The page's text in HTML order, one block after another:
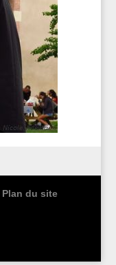
Plan du site